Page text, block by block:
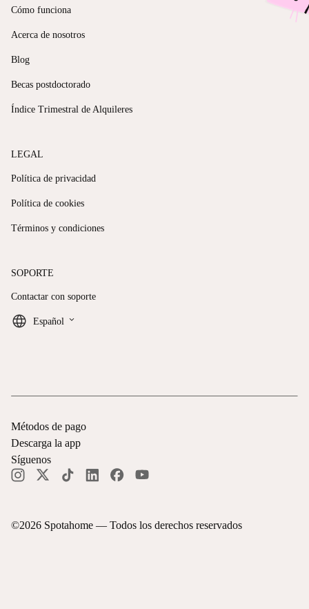
Cómo funciona
Acerca de nosotros
Blog
Becas postdoctorado
Índice Trimestral de Alquileres
LEGAL
Política de privacidad
Política de cookies
Términos y condiciones
SOPORTE
Contactar con soporte
Español keyboard_arrow_down
©2026 Spotahome — Todos los derechos reservados
Métodos de pago
Descarga la app
Síguenos